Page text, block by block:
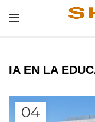
IA EN LA
04